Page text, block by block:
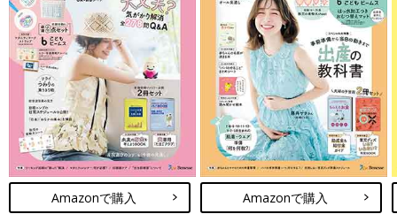
プールサイドでのんびり足湯して終わりました(笑)
でも、でも！翌日の某パンマンミュージアムは楽しんでくれたの
で、良かった～♪
はじめは表情が硬かったけれど、ショーを観ているうちにニコニ
コ笑顔になり、手拍子をしたり、手を振ったり。そんな様子がす
っごく可愛かったです！
お土産屋さん内のキッズコーナーで楽しそうに遊んでいたレジの
おもちゃに「店内で販売中。7,580円」と書いてあったのにはビ
ックリしましたけどね(笑)
Amazonで購入 Amazonで購入